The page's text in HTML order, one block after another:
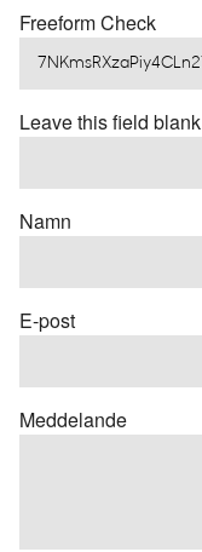
Freeform Check
Leave this field blank
Namn
E-post
Meddelande